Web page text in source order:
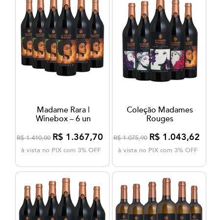
Madame Rara |
Winebox – 6 un
R$ 1.410,00 R$ 1.367,70
à vista no PIX com 3% OFF
Coleção Madames
Rouges
R$ 1.075,90 R$ 1.043,62
à vista no PIX com 3% OFF